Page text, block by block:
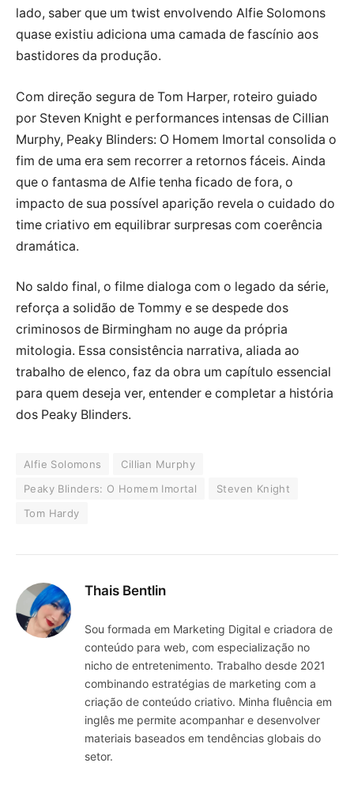
lado, saber que um twist envolvendo Alfie Solomons
quase existiu adiciona uma camada de fascínio aos
bastidores da produção.
Com direção segura de Tom Harper, roteiro guiado
por Steven Knight e performances intensas de Cillian
Murphy, Peaky Blinders: O Homem Imortal consolida o
fim de uma era sem recorrer a retornos fáceis. Ainda
que o fantasma de Alfie tenha ficado de fora, o
impacto de sua possível aparição revela o cuidado do
time criativo em equilibrar surpresas com coerência
dramática.
No saldo final, o filme dialoga com o legado da série,
reforça a solidão de Tommy e se despede dos
criminosos de Birmingham no auge da própria
mitologia. Essa consistência narrativa, aliada ao
trabalho de elenco, faz da obra um capítulo essencial
para quem deseja ver, entender e completar a história
dos Peaky Blinders.
Alfie Solomons
Cillian Murphy
Peaky Blinders: O Homem Imortal
Steven Knight
Tom Hardy
Thais Bentlin
Sou formada em Marketing Digital e criadora de
conteúdo para web, com especialização no
nicho de entretenimento. Trabalho desde 2021
combinando estratégias de marketing com a
criação de conteúdo criativo. Minha fluência em
inglês me permite acompanhar e desenvolver
materiais baseados em tendências globais do
setor.